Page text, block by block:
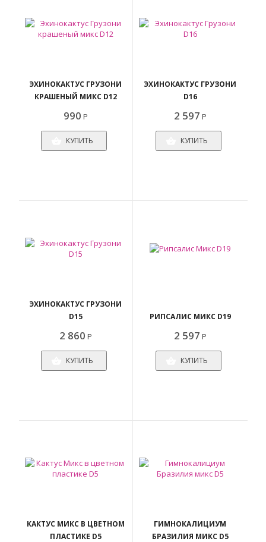
ЭХИНОКАКТУС ГРУЗОНИ
КРАШЕНЫЙ МИКС D12
990 Р
КУПИТЬ
ЭХИНОКАКТУС ГРУЗОНИ
D16
2 597 Р
КУПИТЬ
ЭХИНОКАКТУС ГРУЗОНИ
D15
2 860 Р
КУПИТЬ
РИПСАЛИС МИКС D19
2 597 Р
КУПИТЬ
КАКТУС МИКС В ЦВЕТНОМ
ПЛАСТИКЕ D5
ГИМНОКАЛИЦИУМ
БРАЗИЛИЯ МИКС D5